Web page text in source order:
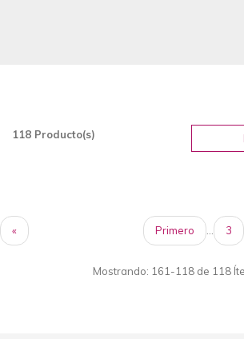
118 Producto(s)
Primero
« 3
Mostrando: 161-118 de 118